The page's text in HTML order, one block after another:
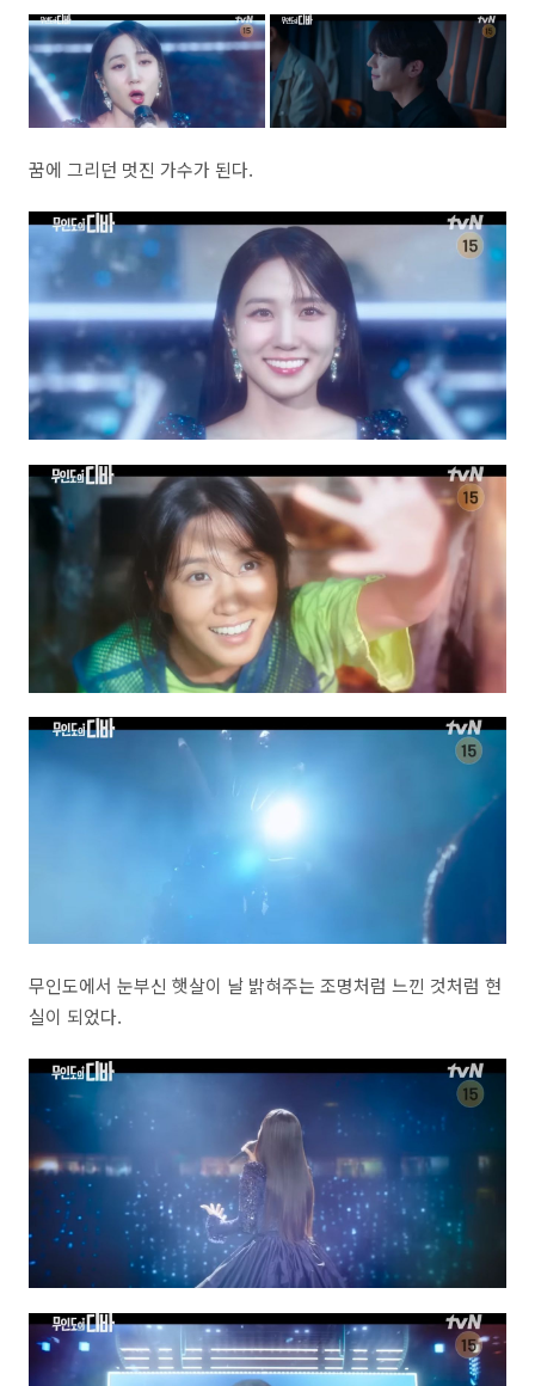
꿈에 그리던 멋진 가수가 된다.
무인도에서 눈부신 햇살이 날 밝혀주는 조명처럼 느낀 것처럼 현
실이 되었다.